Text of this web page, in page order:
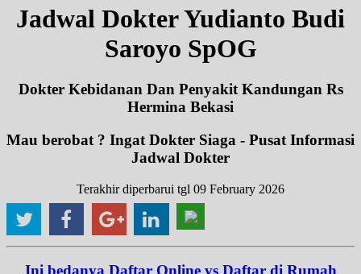
Jadwal Dokter Yudianto Budi
Saroyo SpOG
Dokter Kebidanan Dan Penyakit Kandungan Rs
Hermina Bekasi
Mau berobat ? Ingat Dokter Siaga - Pusat Informasi
Jadwal Dokter
Terakhir diperbarui tgl 09 February 2026
Ini bedanya Daftar Online vs Daftar di Rumah